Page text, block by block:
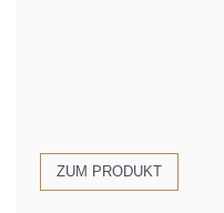
ZUM PRODUKT